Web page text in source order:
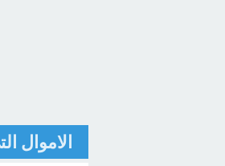
الاموال